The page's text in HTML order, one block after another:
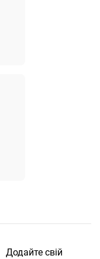
Додайте свій